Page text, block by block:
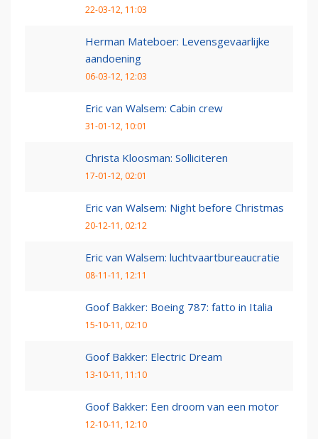
22-03-12, 11:03
Herman Mateboer: Levensgevaarlijke
aandoening
06-03-12, 12:03
Eric van Walsem: Cabin crew
31-01-12, 10:01
Christa Kloosman: Solliciteren
17-01-12, 02:01
Eric van Walsem: Night before Christmas
20-12-11, 02:12
Eric van Walsem: luchtvaartbureaucratie
08-11-11, 12:11
Goof Bakker: Boeing 787: fatto in Italia
15-10-11, 02:10
Goof Bakker: Electric Dream
13-10-11, 11:10
Goof Bakker: Een droom van een motor
12-10-11, 12:10